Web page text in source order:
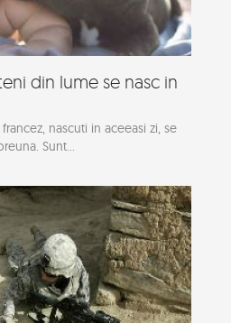
din lume se nasc in
nascuti in aceeasi zi, se
Sunt...